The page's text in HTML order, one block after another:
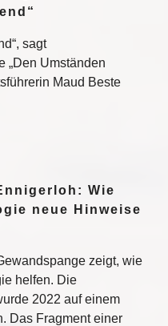
sagt
„Den Umständen
Maud Beste
Wie
neue Hinweise
zeigt, wie
helfen. Die
2022 auf einem
Das Fragment einer